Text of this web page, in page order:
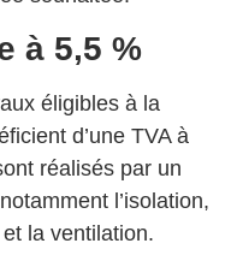
à 5,5 %
éligibles à la
d’une TVA à
réalisés par un
l’isolation,
la ventilation.